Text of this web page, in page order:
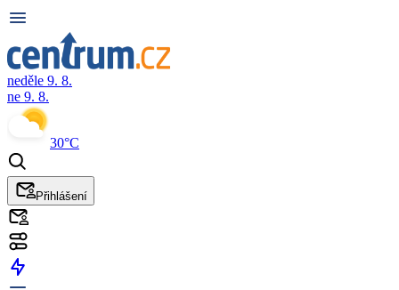
neděle 9. 8.
ne 9. 8.
30°C
Přihlášení